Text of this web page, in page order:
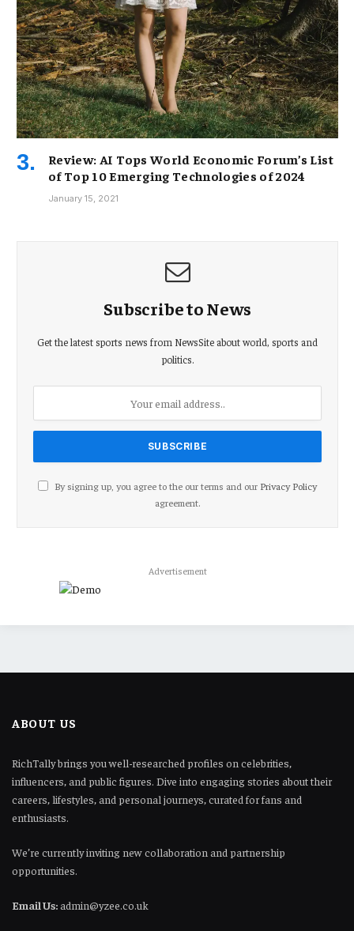
Review: AI Tops World Economic Forum’s List
of Top 10 Emerging Technologies of 2024
January 15, 2021
Subscribe to News
Get the latest sports news from NewsSite about world, sports and
politics.
By signing up, you agree to the our terms and our Privacy Policy
agreement.
Advertisement
ABOUT US
RichTally brings you well-researched profiles on celebrities,
influencers, and public figures. Dive into engaging stories about their
careers, lifestyles, and personal journeys, curated for fans and
enthusiasts.
We’re currently inviting new collaboration and partnership
opportunities.
Email Us:admin@yzee.co.uk